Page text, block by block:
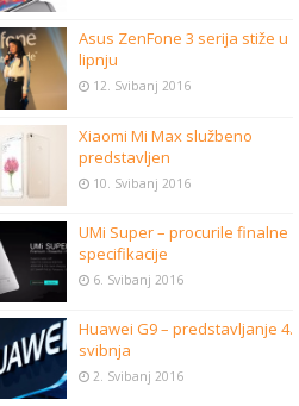
Asus ZenFone 3 serija stiže u
lipnju
12. Svibanj 2016
Xiaomi Mi Max službeno
predstavljen
10. Svibanj 2016
UMi Super – procurile finalne
specifikacije
6. Svibanj 2016
Huawei G9 – predstavljanje 4.
svibnja
2. Svibanj 2016